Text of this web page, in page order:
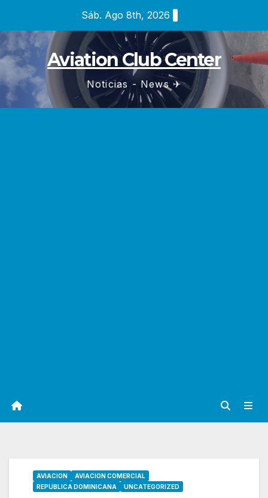
contenido
Sáb. Ago 8th, 2026
Aviation Club Center
Noticias - News ✈
AVIACION
AVIACION COMERCIAL
REPUBLICA DOMINICANA
UNCATEGORIZED